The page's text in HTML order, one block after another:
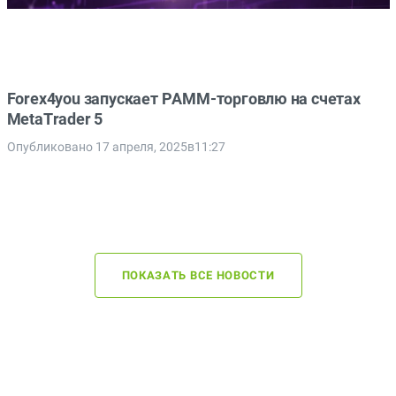
Forex4you запускает PAMM-торговлю на счетах
MetaTrader 5
Опубликовано 17 апреля, 2025в11:27
ПОКАЗАТЬ ВСЕ НОВОСТИ